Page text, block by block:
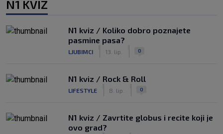
N1 KVIZ
N1 kviz / Koliko dobro poznajete
pasmine pasa?
LJUBIMCI 13. lip. 0
N1 kviz / Rock & Roll
LIFESTYLE 8. lip. 0
N1 kviz / Zavrtite globus i recite koji je
ovo grad?